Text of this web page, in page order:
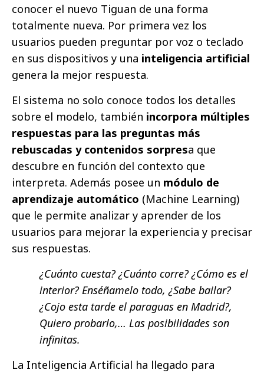
conocer el nuevo Tiguan de una forma
totalmente nueva. Por primera vez los
usuarios pueden preguntar por voz o teclado
en sus dispositivos y una inteligencia artificial
genera la mejor respuesta.
El sistema no solo conoce todos los detalles
sobre el modelo, también incorpora múltiples
respuestas para las preguntas más
rebuscadas y contenidos sorpresa que
descubre en función del contexto que
interpreta. Además posee un módulo de
aprendizaje automático (Machine Learning)
que le permite analizar y aprender de los
usuarios para mejorar la experiencia y precisar
sus respuestas.
¿Cuánto cuesta? ¿Cuánto corre? ¿Cómo es el
interior? Enséñamelo todo, ¿Sabe bailar?
¿Cojo esta tarde el paraguas en Madrid?,
Quiero probarlo,… Las posibilidades son
infinitas.
La Inteligencia Artificial ha llegado para